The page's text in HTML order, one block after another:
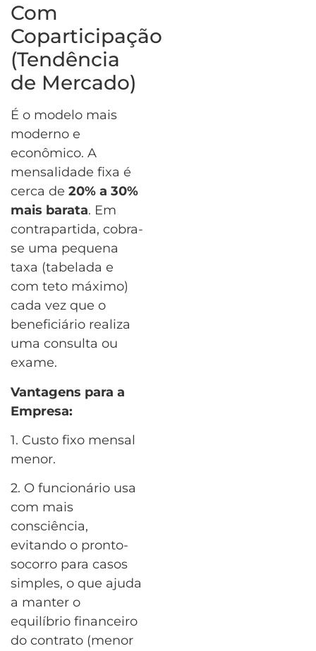
Com
Coparticipação
(Tendência
de Mercado)
É o modelo mais
moderno e
econômico. A
mensalidade fixa é
cerca de 20% a 30%
mais barata. Em
contrapartida, cobra-
se uma pequena
taxa (tabelada e
com teto máximo)
cada vez que o
beneficiário realiza
uma consulta ou
exame.
Vantagens para a
Empresa:
1. Custo fixo mensal
menor.
2. O funcionário usa
com mais
consciência,
evitando o pronto-
socorro para casos
simples, o que ajuda
a manter o
equilíbrio financeiro
do contrato (menor